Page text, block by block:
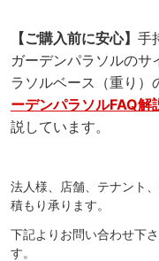
【ご購入前に安心】 手
ガーデンパラソルの
ラソルベース（重り
ーデンパラソルFAQ解
説しています。
法人様、店舗、テナント
積もり承ります。
下記よりお問い合わせ下
す。